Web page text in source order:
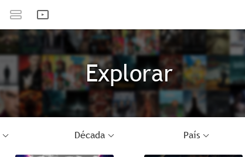
Explorar
Década País